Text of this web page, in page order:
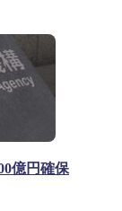
億円確保